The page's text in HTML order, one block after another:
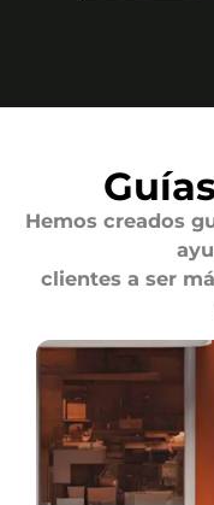
Hemos creados
clientes a ser